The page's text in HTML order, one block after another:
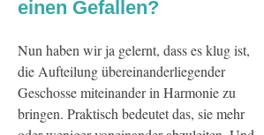
einen Gefallen?
Nun haben wir ja gelernt, dass es klug ist,
die Aufteilung übereinanderliegender
Geschosse miteinander in Harmonie zu
bringen. Praktisch bedeutet das, sie mehr